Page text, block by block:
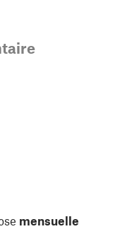
mensuelle